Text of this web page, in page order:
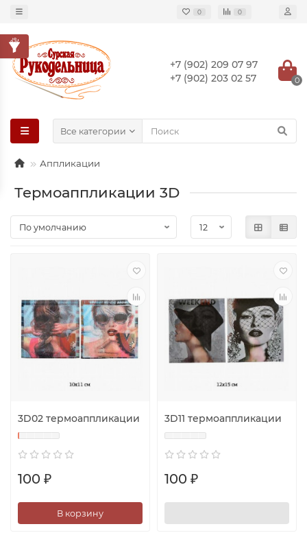
0 0
+7 (902) 209 07 97
+7 (902) 203 02 57
0
Все категории
Аппликации
Термоаппликации 3D
3D02 термоаппликации
100 ₽
В корзину
3D11 термоаппликации
100 ₽